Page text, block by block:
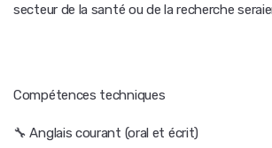
secteur de la santé ou de la recherche
Compétences techniques
🔧 Anglais courant (oral et écrit)